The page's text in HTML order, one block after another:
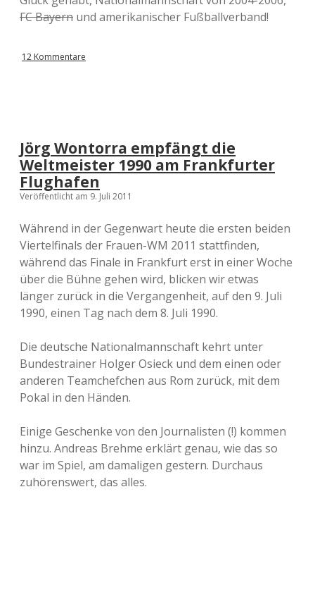
FC Bayern und amerikanischer Fußballverband!
12 Kommentare
Jörg Wontorra empfängt die
Weltmeister 1990 am Frankfurter
Flughafen
Veröffentlicht am 9. Juli 2011
Während in der Gegenwart heute die ersten beiden
Viertelfinals der Frauen-WM 2011 stattfinden,
während das Finale in Frankfurt erst in einer Woche
über die Bühne gehen wird, blicken wir etwas
länger zurück in die Vergangenheit, auf den 9. Juli
1990, einen Tag nach dem 8. Juli 1990.
Die deutsche Nationalmannschaft kehrt unter
Bundestrainer Holger Osieck und dem einen oder
anderen Teamchefchen aus Rom zurück, mit dem
Pokal in den Händen.
Einige Geschenke von den Journalisten (!) kommen
hinzu. Andreas Brehme erklärt genau, wie das so
war im Spiel, am damaligen gestern. Durchaus
zuhörenswert, das alles.